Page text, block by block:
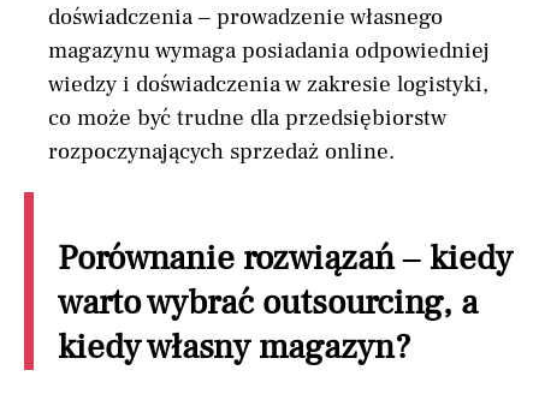
doświadczenia – prowadzenie własnego
magazynu wymaga posiadania odpowiedniej
wiedzy i doświadczenia w zakresie logistyki,
co może być trudne dla przedsiębiorstw
rozpoczynających sprzedaż online.
Porównanie rozwiązań – kiedy
warto wybrać outsourcing, a
kiedy własny magazyn?